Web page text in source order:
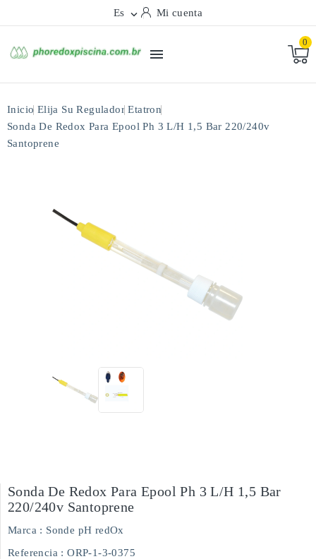
Es  Mi cuenta

0
Inicio Elija Su Regulador Etatron
Sonda De Redox Para Epool Ph 3 L/h 1,5 Bar 220/240v
Santoprene
Sonda De Redox Para Epool Ph 3 L/h 1,5 Bar
220/240v Santoprene
Marca : Sonde pH redOx
Referencia : ORP-1-3-0375